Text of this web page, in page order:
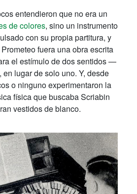
entendieron que no era un
de colores, sino un instrumento
con su propia partitura, y
fuera una obra escrita
el estímulo de dos sentidos —
lugar de solo uno. Y, desde
o ninguno experimentaron la
física que buscaba Scriabin
vestidos de blanco.